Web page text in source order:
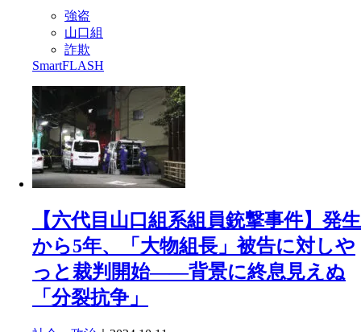
強盗
山口組
詐欺
SmartFLASH
【六代目山口組系組員銃撃事件】発生
から5年、「大物組長」被告に対しや
っと裁判開始――背景に終息見えぬ
「分裂抗争」